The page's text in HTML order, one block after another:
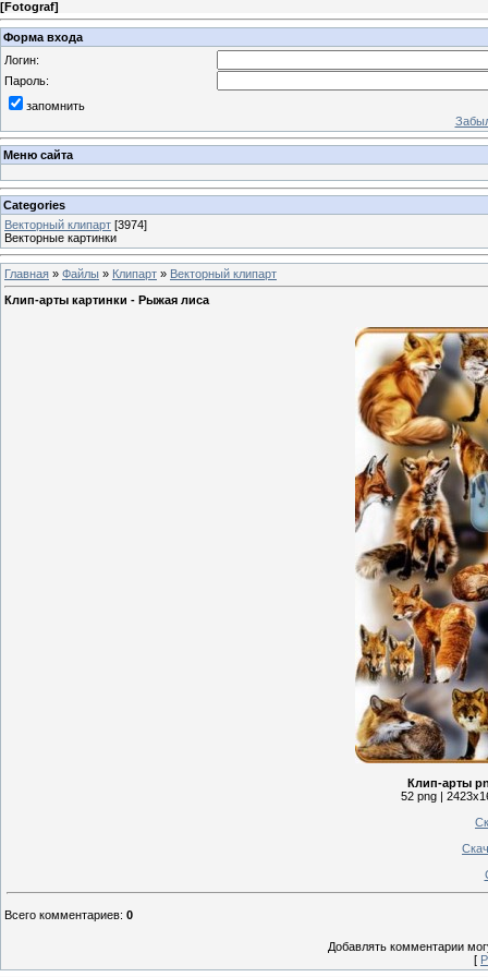
[Fotograf]
Форма входа
Логин:
Пароль:
запомнить
Меню сайта
Categories
Векторный клипарт [3974]
Векторные картинки
Главная » Файлы » Клипарт » Векторный клипарт
Клип-арты картинки - Рыжая лиса
Клип-арты
52 png |
Всего комментариев: 0
Добавлять комментарии
[